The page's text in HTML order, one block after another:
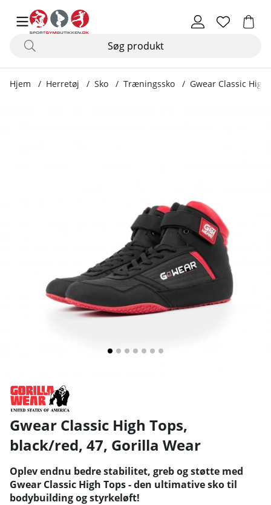
Hjem Herretøj Sko Træningssko Gwear Classic
Gwear Classic High Tops,
black/red, 47, Gorilla Wear
Oplev endnu bedre stabilitet, greb og støtte med
Gwear Classic High Tops - den ultimative sko til
bodybuilding og styrkeløft!